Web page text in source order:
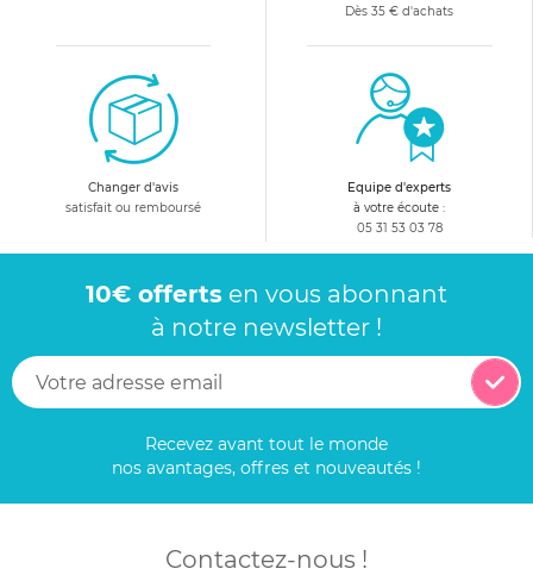
Dès 35 € d'achats
Changer d'avis
satisfait ou remboursé
Equipe d'experts
à votre écoute :
05 31 53 03 78
10€ offerts en vous abonnant
à notre newsletter !
Recevez avant tout le monde
nos avantages, offres et nouveautés !
Contactez-nous !